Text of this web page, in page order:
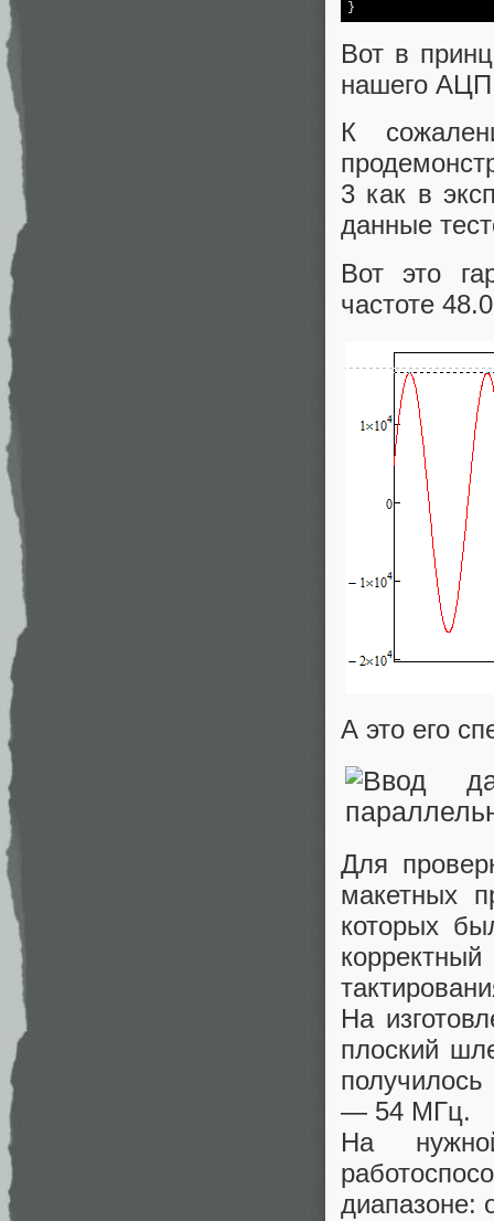
Вот в
нашего АЦП
К
3 как в
данные
Вот это
частоте
А это его
Для
макетных
которых
На
плоский
— 54 МГц.
На
диапазоне: